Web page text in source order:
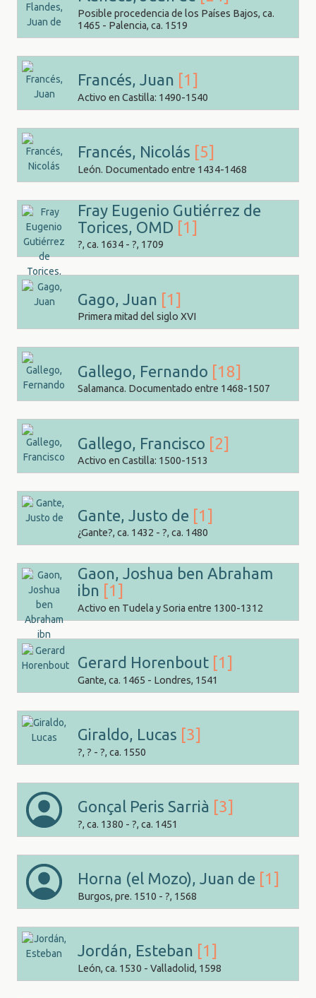
Posible procedencia de los Países Bajos, ca.
1465 - Palencia, ca. 1519
Francés, Juan [1]
Activo en Castilla: 1490-1540
Francés, Nicolás [5]
León. Documentado entre 1434-1468
Fray Eugenio Gutiérrez de
Torices, OMD [1]
?, ca. 1634 - ?, 1709
Gago, Juan [1]
Primera mitad del siglo XVI
Gallego, Fernando [18]
Salamanca. Documentado entre 1468-1507
Gallego, Francisco [2]
Activo en Castilla: 1500-1513
Gante, Justo de [1]
¿Gante?, ca. 1432 - ?, ca. 1480
Gaon, Joshua ben Abraham
ibn [1]
Activo en Tudela y Soria entre 1300-1312
Gerard Horenbout [1]
Gante, ca. 1465 - Londres, 1541
Giraldo, Lucas [3]
?, ? - ?, ca. 1550
Gonçal Peris Sarrià [3]
?, ca. 1380 - ?, ca. 1451
Horna (el Mozo), Juan de [1]
Burgos, pre. 1510 - ?, 1568
Jordán, Esteban [1]
León, ca. 1530 - Valladolid, 1598